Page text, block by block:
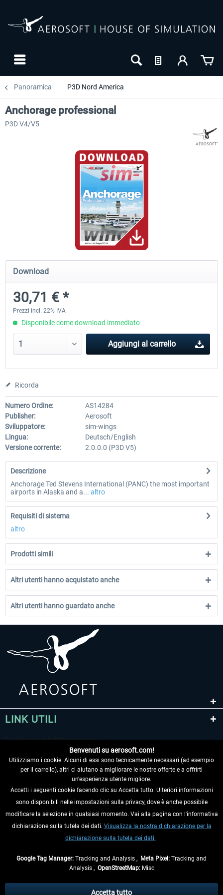
Panoramica P3D Nord America
PILOT'S - FS Global Ultimate 2024
85,39 € *
US Cities X - Chicago
Anchorage professional
P3D V4/V5
Download
30,71 € *
Prezzi incl. 22% IVA
Disponibile come download immediato
Aggiungi al carrello
Ricorda
Numero Ordine:
AS14284
Publisher:
Aerosoft
Sviluppatore:
sim-wings
Lingua:
Deutsch/English
Versione corrente:
2.0.0.0 (P3D V5)
Descrizione
Anchorage Ted Stevens International (PANC) the most important
airports in Alaska and a... altro
Requisiti di sistema
altro
Prodotti simili
Altri utenti hanno acquistato anche
Altri utenti hanno guardato anche
LINK UTILI
RECEDERE DAL CONTRATTO
INFORMAZIONI
eventualmente le spese di spedizione, se non diversamente descritto.
Benvenuti su aerosoft.com!
Utilizziamo i cookie. Alcuni di essi sono tecnicamente necessari (ad esempio
per il carrello), altri ci aiutano a migliorare le nostre offerte e a offrirti
un'esperienza utente migliore.
Accetti i seguenti cookie facendo clic su Accetta tutto. Ulteriori informazioni
sono disponibili nelle impostazioni sulla privacy, dove è anche possibile
modificare la selezione in qualsiasi momento. Vai alla pagina con l'informativa
dichiarazione sulla tutela dei dati. Visualizza la nostra dichiarazione per la
dichiarazione sulla tutela dei dati.
Google Tag Manager: Tracking and Analysis , Meta Pixel: Tracking and
Analysis , OpenStreetMap:Misc
Accetta tutto